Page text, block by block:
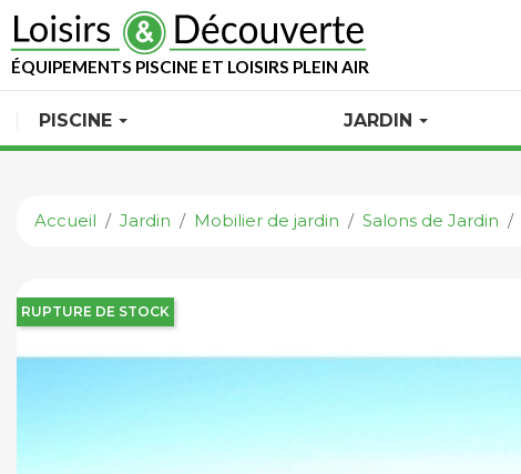
ÉQUIPEMENTS PISCINE ET LOISIRS PLEIN AIR
PISCINE JARDIN
Accueil Jardin Mobilier de jardin Salons de Jardin
RUPTURE DE STOCK